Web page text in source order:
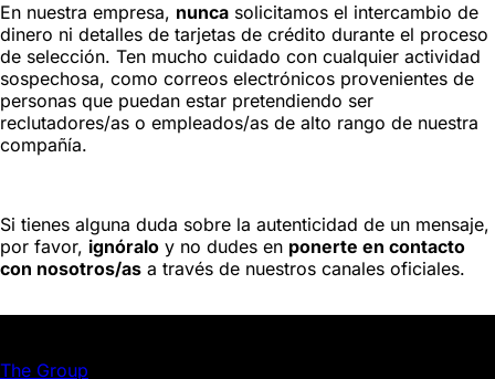
En nuestra empresa, nunca solicitamos el intercambio de
dinero ni detalles de tarjetas de crédito durante el proceso
de selección. Ten mucho cuidado con cualquier actividad
sospechosa, como correos electrónicos provenientes de
personas que puedan estar pretendiendo ser
reclutadores/as o empleados/as de alto rango de nuestra
compañía.
Si tienes alguna duda sobre la autenticidad de un mensaje,
por favor, ignóralo y no dudes en ponerte en contacto
con nosotros/as a través de nuestros canales oficiales.
The Group